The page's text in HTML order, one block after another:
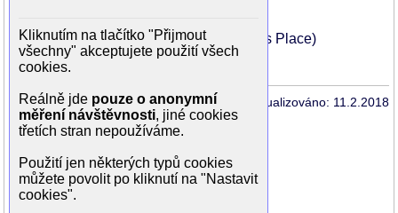
Stephen Sommers (muž ve vaně v Izzy's Place)
Rocky Taylor (muž in alley)
Aktualizováno: 11.2.2018
zítra, 8.8.2026 20:20 Nova
Kliknutím na tlačítko "Přijmout
všechny" akceptujete použití všech
cookies.
Reálně jde pouze o anonymní
měření návštěvnosti, jiné cookies
třetích stran nepoužíváme.
Použití jen některých typů cookies
můžete povolit po kliknutí na "Nastavit
cookies".